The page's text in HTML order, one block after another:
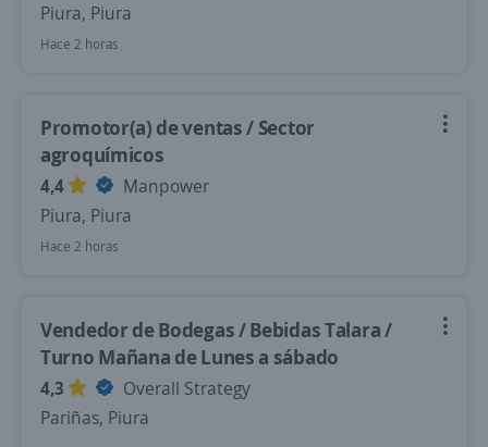
Piura, Piura
Hace 2 horas
Promotor(a) de ventas / Sector
agroquímicos
4,4
Manpower
Piura, Piura
Hace 2 horas
Vendedor de Bodegas / Bebidas Talara /
Turno Mañana de Lunes a sábado
4,3
Overall Strategy
Pariñas, Piura